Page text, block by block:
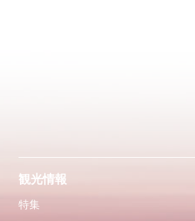
観光情報
特集